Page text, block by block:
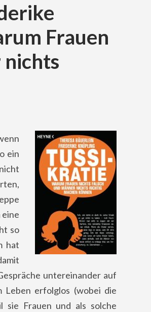
Frauen
nichts
ein
eine
so
hat
untereinander auf
Leben erfolglos (wobei die
sie Frauen und als solche